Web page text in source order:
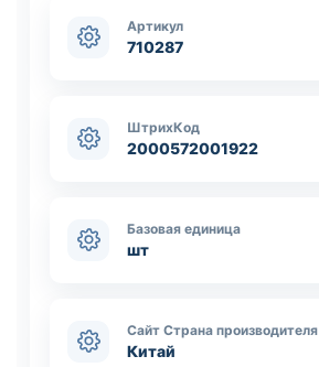
Артикул
710287
ШтрихКод
2000572001922
Базовая единица
шт
Сайт Страна производителя
Китай